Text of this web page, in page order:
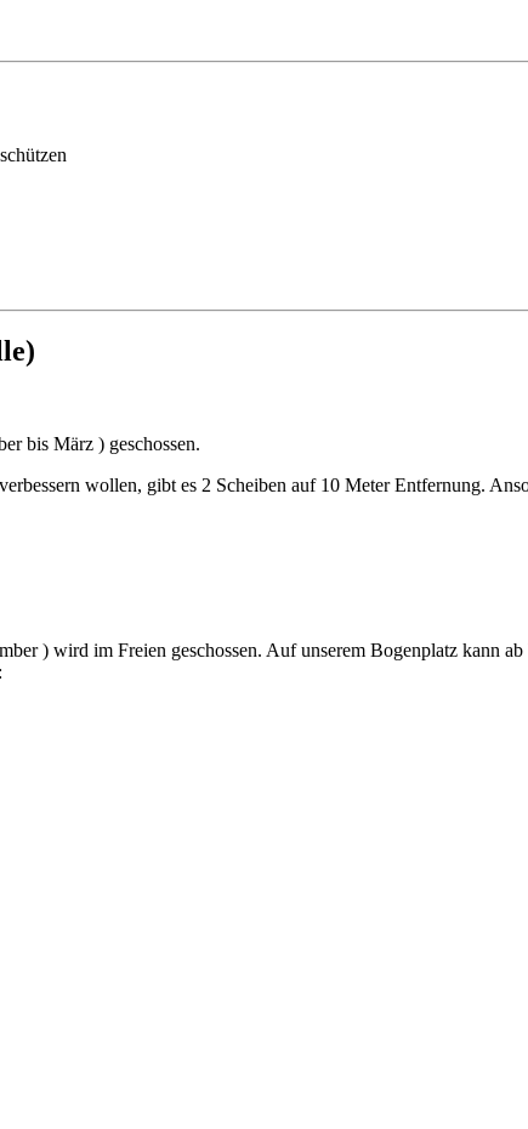
bis März ) geschossen.
wollen, gibt es 2 Scheiben auf 10 Meter Entfernung.
) wird im Freien geschossen. Auf unserem Bogenplatz kann